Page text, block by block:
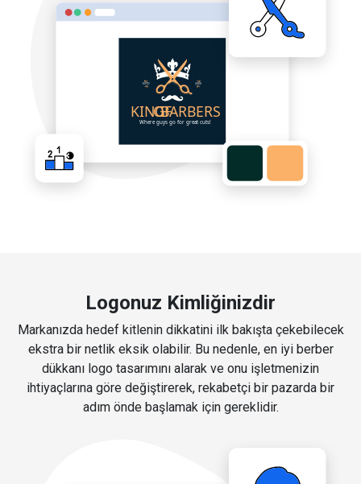
Logonuz Kimliğinizdir
Markanızda hedef kitlenin dikkatini ilk bakışta çekebilecek
ekstra bir netlik eksik olabilir. Bu nedenle, en iyi berber
dükkanı logo tasarımını alarak ve onu işletmenizin
ihtiyaçlarına göre değiştirerek, rekabetçi bir pazarda bir
adım önde başlamak için gereklidir.